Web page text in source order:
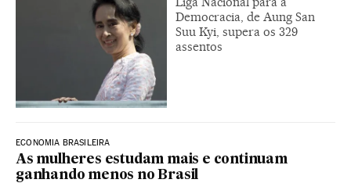
Democracia, de Aung San
Suu Kyi, supera os 329
assentos
ECONOMIA BRASILEIRA
As mulheres estudam mais e continuam
ganhando menos no Brasil